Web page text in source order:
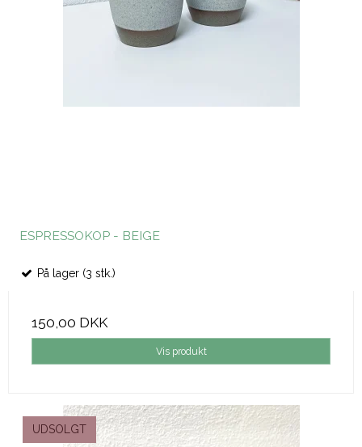
ESPRESSOKOP - BEIGE
På lager (3 stk.)
150,00 DKK
Vis produkt
UDSOLGT